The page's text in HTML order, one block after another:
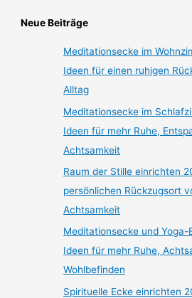
Neue Beiträge
Meditationsecke im
Ideen für einen ruhigen
Alltag
Meditationsecke im
Ideen für mehr Ruhe,
Achtsamkeit
Raum der Stille einrichten
persönlichen Rückzugsort
Achtsamkeit
Meditationsecke und
Ideen für mehr Ruhe,
Wohlbefinden
Spirituelle Ecke einrichten